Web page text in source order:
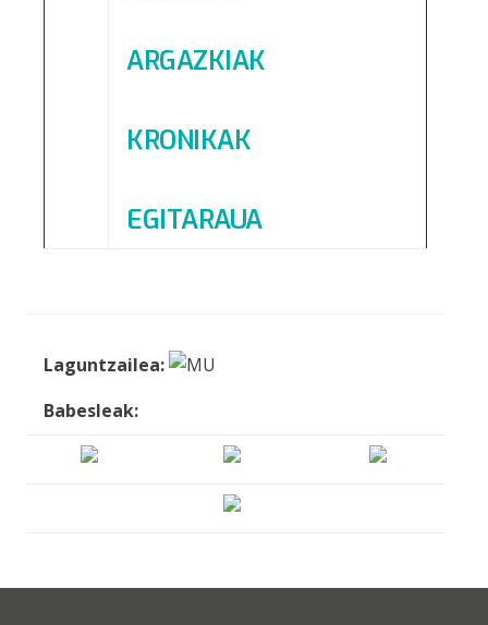
ARGAZKIAK
KRONIKAK
EGITARAUA
Laguntzailea:
Babesleak: